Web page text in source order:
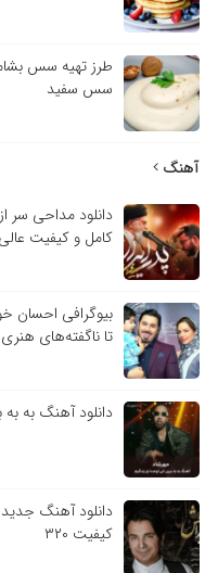
طرز تهیه سس
سس سفید
آهنگ
دانلود مداحی سر
کامل و کیفیت عالی
بیوگرافی
تا ناگفته‌های هنری
دانلود آهنگ به
دانلود آهنگ
کیفیت ۳۲۰